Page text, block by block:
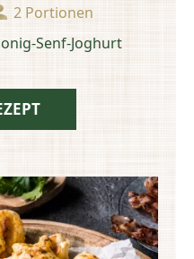
2 Portionen
Senf-Joghurt